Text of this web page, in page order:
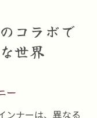
コラボで
世界
ー
ンナーは、異なる